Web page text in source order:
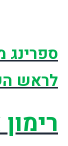
ספרינג
לראש